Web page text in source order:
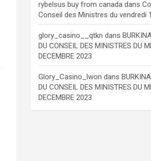
rybelsus buy from canada dans
Conseil des Ministres du vendredi
glory_casino__qtkn dans
DU CONSEIL DES MINISTRES DU
DECEMBRE 2023
Glory_Casino_lwon dansBURKINA
DU CONSEIL DES MINISTRES DU
DECEMBRE 2023